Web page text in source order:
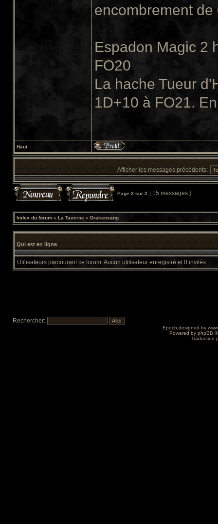
encombrement de
Espadon Magic 2
FO20
La hache Tueur
1D+10 à FO21.
Haut
Afficher les messages précédents:
Page 2 sur 2 [ 15 messages ]
Index du forum » La Taverne » Drakensang
Qui est en ligne
Utilisateurs parcourant ce forum: Aucun utilisateur enregistré et 0 invités
Rechercher:
Epoch designed by
Powered by phpBB
Traduction